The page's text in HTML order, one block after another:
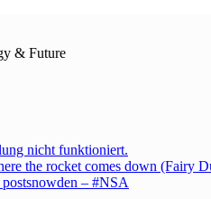
& Future
nicht funktioniert.
the rocket comes down (Fairy
postsnowden – #NSA